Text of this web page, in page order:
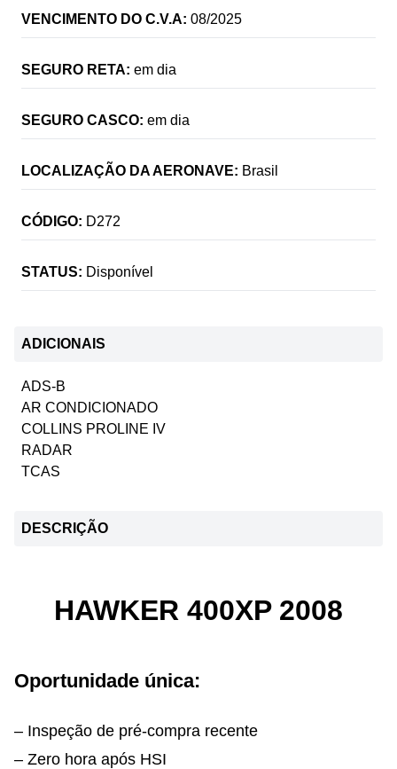
VENCIMENTO DO C.V.A: 08/2025
SEGURO RETA: em dia
SEGURO CASCO: em dia
LOCALIZAÇÃO DA AERONAVE: Brasil
CÓDIGO: D272
STATUS: Disponível
ADICIONAIS
ADS-B
AR CONDICIONADO
COLLINS PROLINE IV
RADAR
TCAS
DESCRIÇÃO
HAWKER 400XP 2008
Oportunidade única:
– Inspeção de pré-compra recente
– Zero hora após HSI